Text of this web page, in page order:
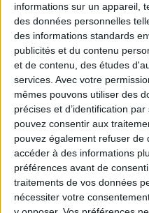
informations sur un appareil,
des données personnelles
des informations standards
publicités et du contenu
et de contenu, des études
services. Avec votre
mêmes pouvons utiliser des
précises et d’identification
pouvez consentir aux
pouvez également refuser de
accéder à des informations
préférences avant de
traitements de vos données
nécessiter votre
Depuis le 1er juillet 2025,
simplifiée de
emploi-retraite (secteur
mobilisés dans les
Les praticiens
medecins-
Les médecins retraités
pourront opter pour
janvier 2026, sur
ligne.